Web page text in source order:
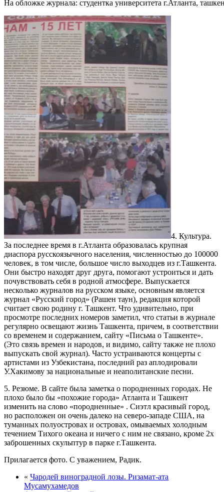
На обложке журнала: студентка университета г.Атланта,
4. Культура.
За последнее время в г.Атланта образовалась крупная
диаспора русскоязычного населения, численностью до 100000
человек, в том числе, большое число выходцев из г.Ташкента.
Они быстро находят друг друга, помогают устроиться и дать
почувствовать себя в родной атмосфере. Выпускается
несколько журналов на русском языке, основным является
журнал «Русский город» (Рашен таун), редакция которой
считает свою родину г. Ташкент. Что удивительно, при
просмотре последних номеров заметил, что статьи в журнале
регулярно освещают жизнь Ташкента, причем, в соответствии
со временем и содержанием, сайту «Письма о Ташкенте».
(Это связь времен и народов, и видимо, сайту также не плохо
выпускать свой журнал). Часто устраиваются концерты с
артистами из Узбекистана, последний раз аплодировали
У.Хакимову за национальные и неаполитанские песни.
5. Резюме. В сайте была заметка о породненных городах. Не
плохо было бы «похожие города» Атланта и Ташкент
изменить на слово «породненные» . Сиэтл красивый город,
но расположен он очень далеко на северо-западе США, на
туманных полуостровах и островах, омываемых холодным
течением Тихого океана и ничего с ним не связано, кроме 2х
заброшенных скульптур в парке г.Ташкента.
Прилагается фото. С уважением, Радик.
« Чародей виноградной лозы. Ризамат-ата
Мусамухамедов